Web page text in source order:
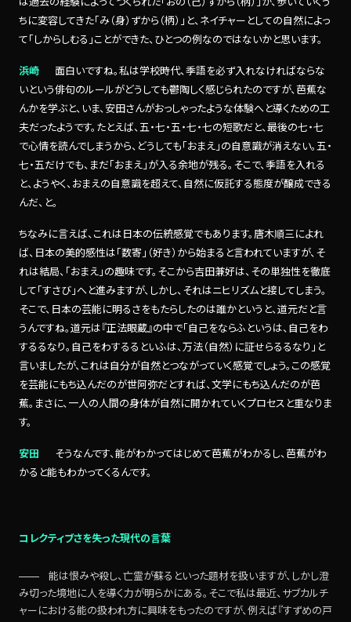
ちに変容してきた「み（身）ずから（柄）」と、ネイチャーとしての自然によっ
て「しからしむる」ことができた、ひとつの例なのではないかと思います。
浜崎
面白いですね。私は学校時代、季語を必ず入れなければならな
いという俳句のルールがどうしても鬱陶しく感じられたのですが、芭蕉な
んかを学ぶと、いま、安田さんがおっしゃったような体験へと導くための工
夫だったようです。たとえば、五・七・五・七・七の短歌だと、最後の七・七
で心情を読んでしまうから、どうしても「おまえ」の自意識が消えない。五・
七・五だけでも、まだ「おまえ」が入る余地が残る。そこで、季語を入れる
と、ようやく、おまえの自意識を超えて、自然に仮託する態度が醸成できる
んだ、と。
ちなみに言えば、これは日本の伝統感覚でもあります。唐木順三によれ
ば、日本の美的感性は「数寄」（好き）から始まると言われていますが、そ
れは結局、「おまえ」の趣味です。そこから吉田兼好は、その単独性を徹底
して「すさび」へと進みますが、しかし、それはニヒリズムと接してしまう。
そこで、日本の芸能に明るさをもたらしたのは誰かというと、道元だと言
うんですね。道元は『正法眼蔵』の中で「自己をならふというは、自己をわ
するるなり。自己をわするるといふは、万法（自然）に証せらるるなり」と
言いましたが、これは自分が自然とつながっていく感覚でしょう。この感覚
を芸能にもち込んだのが世阿弥だとすれば、文学にもち込んだのが芭
蕉。まさに、一人の人間の身体が自然に開かれていくプロセスと重なりま
す。
安田
そうなんです、能がわかってはじめて芭蕉がわかるし、芭蕉がわ
かると能もわかってくるんです。
コレクティブさを失った現代の言葉
能は恨みや殺し、亡霊が蘇るといった題材を扱いますが、しかし澄
み切った境地に人を導く力が明らかにある。そこで私は最近、サブカルチ
ャーにおける能の扱われ方に興味をもったのですが、例えば『すずめの戸